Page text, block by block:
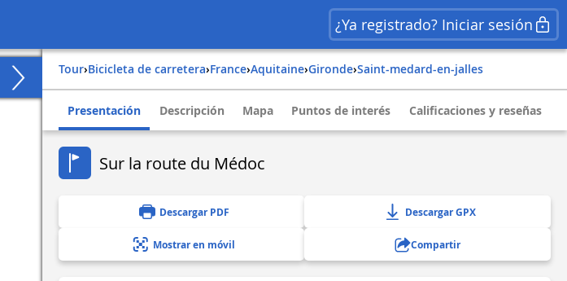
¿Ya registrado? Iniciar sesión
Tour› Bicicleta de carretera› france› aquitaine› gironde› saint-medard-en-jalles
Presentación Descripción Mapa Puntos de interés Calificaciones y reseñas
Sur la route du Médoc
Descargar PDF Descargar GPX
Mostrar en móvil Compartir